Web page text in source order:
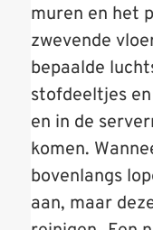
muren en het
zwevende
bepaalde
stofdeeltjes
en in de
komen.
bovenlangs
aan, maar